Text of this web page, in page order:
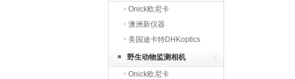
Onick欧尼卡
澳洲新仪器
美国迪卡特DHKoptics
野生动物监测相机
Onick欧尼卡